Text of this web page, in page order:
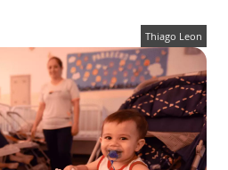
Thiago Leon